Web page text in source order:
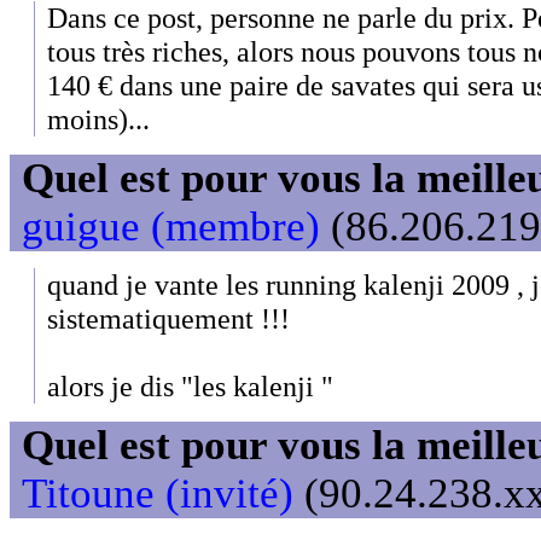
Dans ce post, personne ne parle du prix.
tous très riches, alors nous pouvons tous
140 € dans une paire de savates qui sera
moins)...
Quel est pour vous la
guigue (membre)
quand je vante les running kalenji 2009 ,
sistematiquement !!!
alors je dis "les kalenji "
Quel est pour vous la
Titoune (invité)